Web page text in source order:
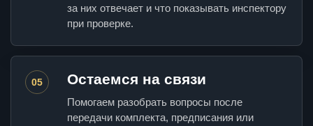
за них отвечает и что показывать инспектору
при проверке.
05 Остаемся на связи
Помогаем разобрать вопросы после
передачи комплекта, предписания или